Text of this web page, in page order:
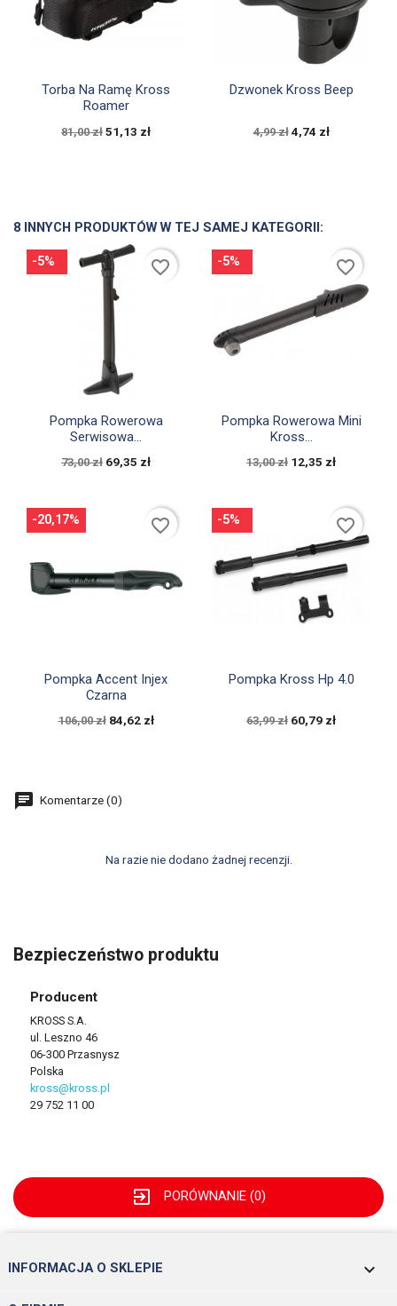
Szybki podgląd
Torba Na Ramę Kross
Roamer
81,00 zł 51,13 zł
Szybki podgląd
Dzwonek Kross Beep
4,99 zł 4,74 zł
8 INNYCH PRODUKTÓW W TEJ SAMEJ KATEGORII:
Szybki podgląd
Pompka Rowerowa
Serwisowa...
73,00 zł 69,35 zł
-5% favorite_border
Szybki podgląd
Pompka Rowerowa Mini
Kross...
13,00 zł 12,35 zł
-5% favorite_border
Szybki podgląd
Pompka Accent Injex
Czarna
106,00 zł 84,62 zł
-20,17% favorite_border
Szybki podgląd
Pompka Kross Hp 4.0
63,99 zł 60,79 zł
-5% favorite_border
Komentarze (0)
Na razie nie dodano żadnej recenzji.
Bezpieczeństwo produktu
Producent
KROSS S.A.
ul. Leszno 46
06-300 Przasnysz
Polska
kross@kross.pl
29 752 11 00
exit_to_app PORÓWNANIE (0)
INFORMACJA O SKLEPIE keyboard_arrow_down